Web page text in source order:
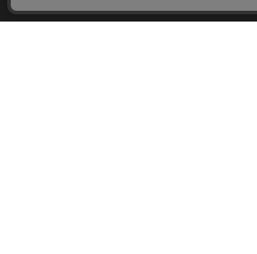
HOME 探す ログイン